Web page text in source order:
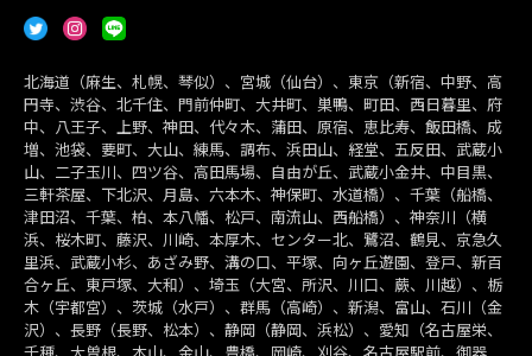
北海道（麻生、札幌、琴似）、宮城（仙台）、東京（新宿、中野、高
円寺、渋谷、北千住、門前仲町、大井町、巣鴨、町田、西日暮里、府
中、八王子、上野、神田、代々木、蒲田、原宿、恵比寿、飯田橋、成
増、池袋、要町、大山、練馬、調布、浜田山、経堂、五反田、武蔵小
山、二子玉川、四ツ谷、高田馬場、自由が丘、武蔵小金井、中目黒、
三軒茶屋、下北沢、月島、六本木、神保町、水道橋）、千葉（船橋、
津田沼、千葉、柏、本八幡、松戸、南流山、西船橋）、神奈川（横
浜、桜木町、藤沢、川崎、本厚木、センター北、鷺沼、鶴見、京急久
里浜、武蔵小杉、あざみ野、溝の口、平塚、向ヶ丘遊園、登戸、新百
合ヶ丘、東戸塚、大和）、埼玉（大宮、所沢、川口、蕨、川越）、栃
木（宇都宮）、茨城（水戸）、群馬（高崎）、新潟、富山、石川（金
沢）、長野（長野、松本）、静岡（静岡、浜松）、愛知（名古屋栄、